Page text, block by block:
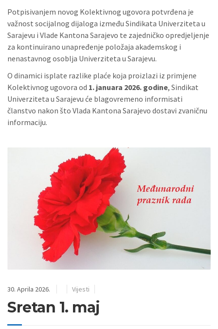
Potpisivanjem novog Kolektivnog ugovora potvrđena je
važnost socijalnog dijaloga između Sindikata Univerziteta u
Sarajevu i Vlade Kantona Sarajevo te zajedničko opredjeljenje
za kontinuirano unapređenje položaja akademskog i
nenastavnog osoblja Univerziteta u Sarajevu.
O dinamici isplate razlike plaće koja proizlazi iz primjene
Kolektivnog ugovora od 1. januara 2026. godine, Sindikat
Univerziteta u Sarajevu će blagovremeno informisati
članstvo nakon što Vlada Kantona Sarajevo dostavi zvaničnu
informaciju.
30. Aprila 2026. Vijesti
Sretan 1. maj